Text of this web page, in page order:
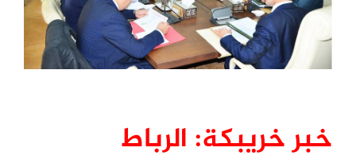
خبر خريبكة: الرباط